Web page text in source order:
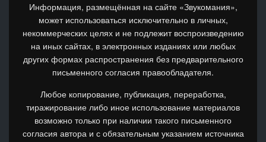
Информация, размещённая на сайте «Звукомания»,
может использоваться исключительно в личных,
некоммерческих целях и не подлежит воспроизведению
на иных сайтах, в электронных изданиях или любых
других формах распространения без предварительного
письменного согласия правообладателя.
Любое копирование, публикация, переработка,
тиражирование либо иное использование материалов
возможно только при наличии такого письменного
согласия автора и с обязательным указанием источника